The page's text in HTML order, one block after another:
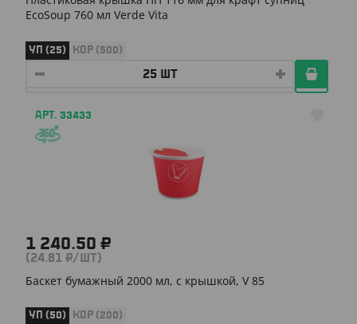
EcoSoup 760 мл Verde Vita
УП (25) КОР (500)
АРТ. 33433
1 240.50 ₽
(24.81 ₽/ШТ)
Баскет бумажный 2000 мл, с крышкой, V 85
УП (50) КОР (200)